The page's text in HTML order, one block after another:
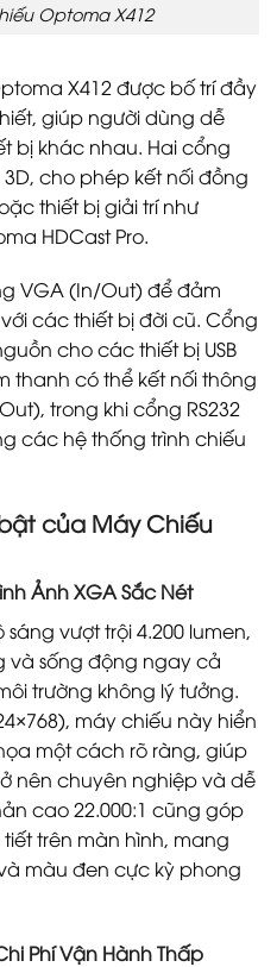
Optoma X412
X412 được bố trí đầy
giúp người dùng dễ
bị khác nhau. Hai cổng
cho phép kết nối đồng
thiết bị giải trí như
HDCast Pro.
VGA (In/Out) để đảm
các thiết bị đời cũ. Cổng
cho các thiết bị USB
thanh có thể kết nối thông
trong khi cổng RS232
các hệ thống trình chiếu
của Máy Chiếu
Ảnh XGA Sắc Nét
vượt trội 4.200 lumen,
và sống động ngay cả
trường không lý tưởng.
máy chiếu này hiển
một cách rõ ràng, giúp
nên chuyên nghiệp và dễ
cao 22.000:1 cũng góp
trên màn hình, mang
màu đen cực kỳ phong
Phí Vận Hành Thấp